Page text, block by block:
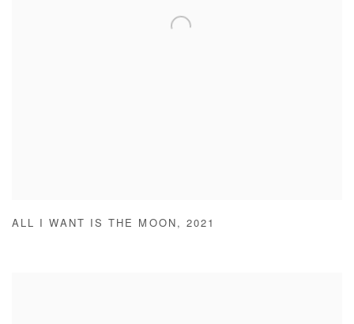
ALL I WANT IS THE MOON , 2021